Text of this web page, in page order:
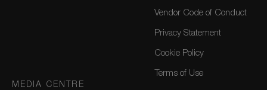
Vendor Code of Conduct
Privacy Statement
Cookie Policy
Terms of Use
MEDIA CENTRE